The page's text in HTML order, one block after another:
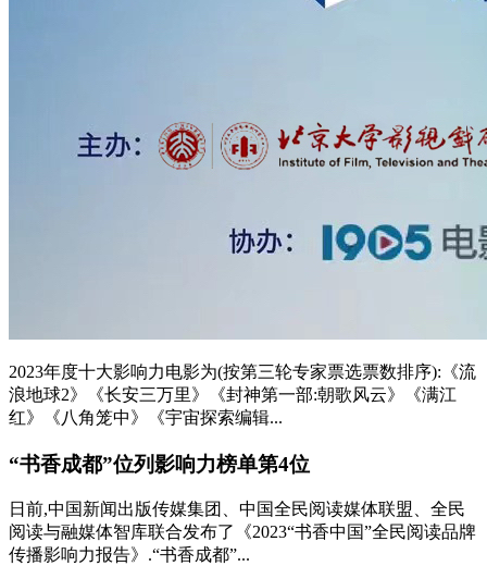
2023年度十大影响力电影为(按第三轮专家票选票数排序):《流
浪地球2》《长安三万里》《封神第一部:朝歌风云》《满江
红》《八角笼中》《宇宙探索编辑...
“书香成都”位列影响力榜单第4位
日前,中国新闻出版传媒集团、中国全民阅读媒体联盟、全民
阅读与融媒体智库联合发布了《2023“书香中国”全民阅读品牌
传播影响力报告》.“书香成都”...